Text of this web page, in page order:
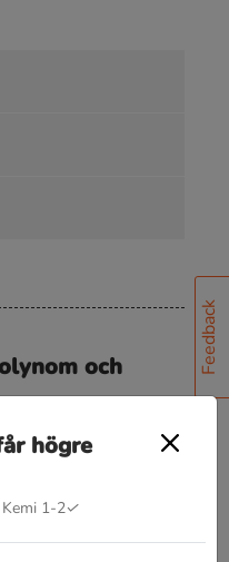
Feedback
och
högre
1-2✓